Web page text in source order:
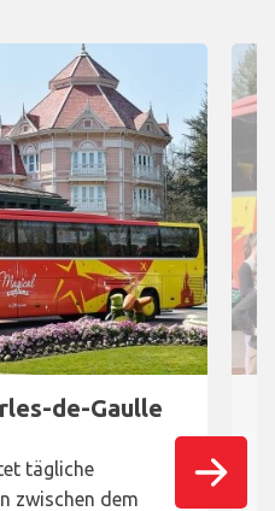
de-Gaulle
tägliche
zwischen dem